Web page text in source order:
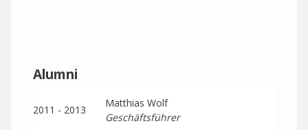
Alumni
2011 - 2013
Matthias Wolf
Geschäftsführer